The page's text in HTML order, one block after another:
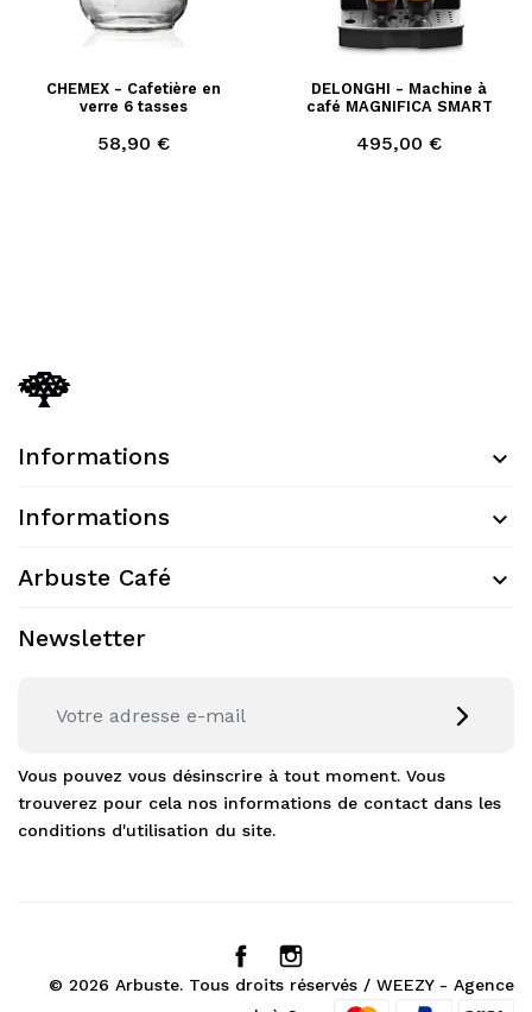
CHEMEX - Cafetière en
verre 6 tasses
Prix
58,90 €
DELONGHI - Machine à
café MAGNIFICA SMART
Prix
495,00 €
Informations
Informations
Arbuste Café
Newsletter
Vous pouvez vous désinscrire à tout moment. Vous
trouverez pour cela nos informations de contact dans les
conditions d'utilisation du site.
© 2026 Arbuste. Tous droits réservés / WEEZY - Agence